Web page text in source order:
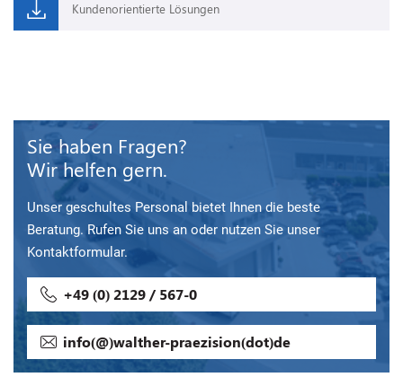
Kundenorientierte Lösungen
Sie haben Fragen?
Wir helfen gern.
Unser geschultes Personal bietet Ihnen die beste
Beratung. Rufen Sie uns an oder nutzen Sie unser
Kontaktformular.
+49 (0) 2129 / 567-0
info(@)walther-praezision(dot)de